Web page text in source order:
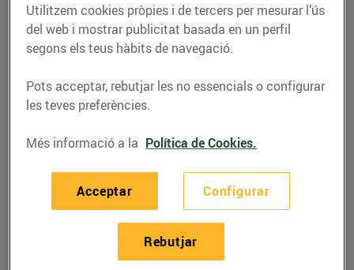
Mètodes de cocció
saludables
Utilitzem cookies pròpies i de tercers per mesurar l’ús
del web i mostrar publicitat basada en un perfil
segons els teus hàbits de navegació.
Pots acceptar, rebutjar les no essencials o configurar
les teves preferències.
Més informació a la Política de Cookies.
Configurar
Rebutjar
Acceptar